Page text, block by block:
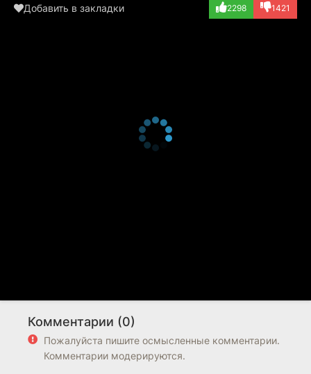
Добавить в закладки 2298 1421
Комментарии (0)
Пожалуйста пишите осмысленные комментарии.
Комментарии модерируются.